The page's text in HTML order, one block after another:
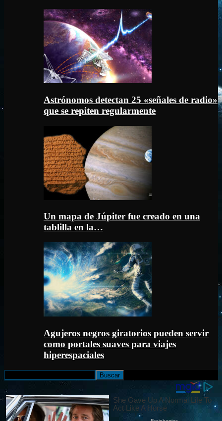
Astrónomos detectan 25 «señales de radio»
que se repiten regularmente
Un mapa de Júpiter fue creado en una
tablilla en la…
Agujeros negros giratorios pueden servir
como portales suaves para viajes
hiperespaciales